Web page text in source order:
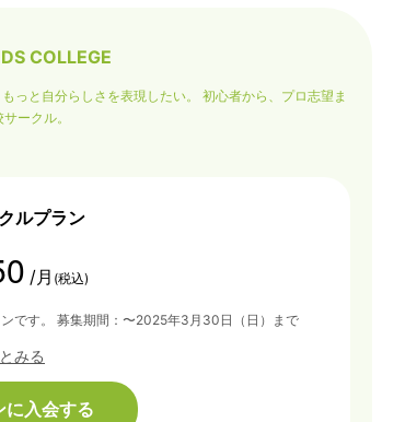
COLLEGE
っと自分らしさを表現したい。 初心者から、プロ志望ま
ークル。
ルプラン
/月 (税込)
初心者から大歓迎。 写真をみんなで“愉しく学ぶ”プランです。 募集期間：〜2025年3月30日（日）まで
みる
に入会する